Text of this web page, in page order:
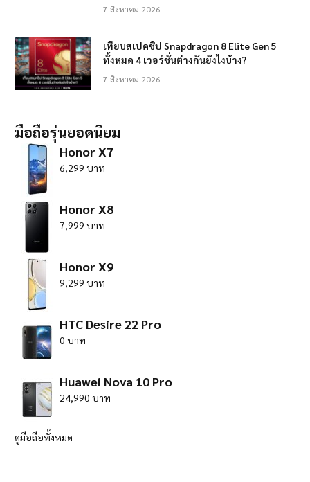
7 สิงหาคม 2026
เทียบสเปคชิป Snapdragon 8 Elite Gen 5
ทั้งหมด 4 เวอร์ชั่นต่างกันยังไงบ้าง?
7 สิงหาคม 2026
มือถือรุ่นยอดนิยม
Honor X7
6,299 บาท
Honor X8
7,999 บาท
Honor X9
9,299 บาท
HTC Desire 22 Pro
0 บาท
Huawei Nova 10 Pro
24,990 บาท
ดูมือถือทั้งหมด